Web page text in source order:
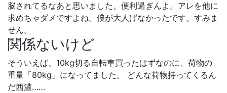
脳されてるなあと思いました。便利過ぎんよ。アレを他に
求めちゃダメですよね。僕が大人げなかったです。すみま
せん。
関係ないけど
そういえば、10kg切る自転車買ったはずなのに、荷物の
重量「80kg」になってました。 どんな荷物持ってくるん
だ西濃……